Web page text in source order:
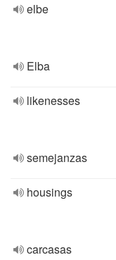
elbe
Elba
likenesses
semejanzas
housings
carcasas